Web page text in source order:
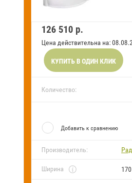
Блог126 510 р.
Цена действительна на:
КУПИТЬ В ОДИН КЛИК
Количество:
Добавить к сравнению
Производитель:
Ширина